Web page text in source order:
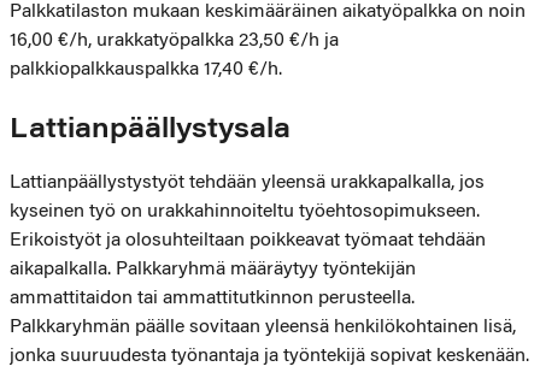
Palkkatilaston mukaan keskimääräinen aikatyöpalkka on noin
16,00 €/h, urakkatyöpalkka 23,50 €/h ja
palkkiopalkkauspalkka 17,40 €/h.
Lattianpäällystysala
Lattianpäällystystyöt tehdään yleensä urakkapalkalla, jos
kyseinen työ on urakkahinnoiteltu työehtosopimukseen.
Erikoistyöt ja olosuhteiltaan poikkeavat työmaat tehdään
aikapalkalla. Palkkaryhmä määräytyy työntekijän
ammattitaidon tai ammattitutkinnon perusteella.
Palkkaryhmän päälle sovitaan yleensä henkilökohtainen lisä,
jonka suuruudesta työnantaja ja työntekijä sopivat keskenään.